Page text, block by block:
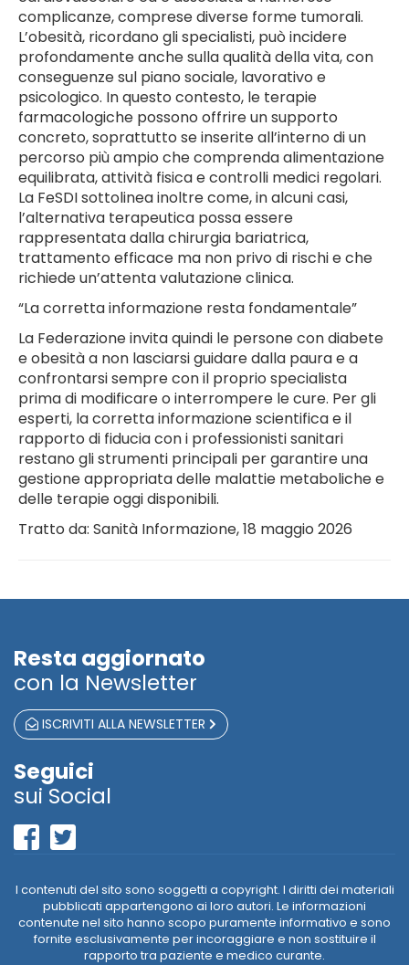
complicanze, comprese diverse forme tumorali.
L’obesità, ricordano gli specialisti, può incidere
profondamente anche sulla qualità della vita, con
conseguenze sul piano sociale, lavorativo e
psicologico. In questo contesto, le terapie
farmacologiche possono offrire un supporto
concreto, soprattutto se inserite all’interno di un
percorso più ampio che comprenda alimentazione
equilibrata, attività fisica e controlli medici regolari.
La FeSDI sottolinea inoltre come, in alcuni casi,
l’alternativa terapeutica possa essere
rappresentata dalla chirurgia bariatrica,
trattamento efficace ma non privo di rischi e che
richiede un’attenta valutazione clinica.
“La corretta informazione resta fondamentale”
La Federazione invita quindi le persone con diabete
e obesità a non lasciarsi guidare dalla paura e a
confrontarsi sempre con il proprio specialista
prima di modificare o interrompere le cure. Per gli
esperti, la corretta informazione scientifica e il
rapporto di fiducia con i professionisti sanitari
restano gli strumenti principali per garantire una
gestione appropriata delle malattie metaboliche e
delle terapie oggi disponibili.
Tratto da: Sanità Informazione, 18 maggio 2026
Resta aggiornato
con la Newsletter
ISCRIVITI ALLA NEWSLETTER
Seguici
sui Social
I contenuti del sito sono soggetti a copyright. I diritti dei materiali
pubblicati appartengono ai loro autori. Le informazioni
contenute nel sito hanno scopo puramente informativo e sono
fornite esclusivamente per incoraggiare e non sostituire il
rapporto tra paziente e medico curante.